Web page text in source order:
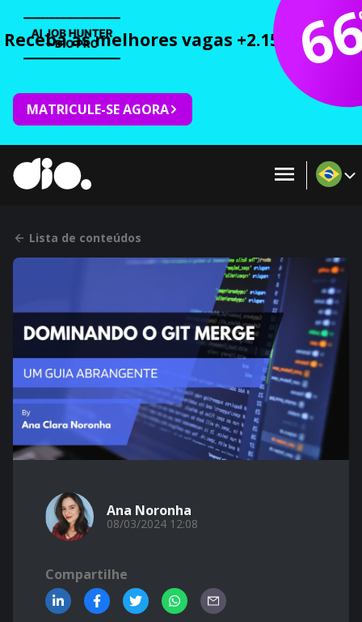
Receba as melhores vagas +2.150 cursos
MATRICULE-SE AGORA
Lista de conteúdos
Ana Noronha
08/03/2024 12:08
Compartilhe